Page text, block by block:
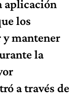
aplicación
los
y mantener
la
a través de